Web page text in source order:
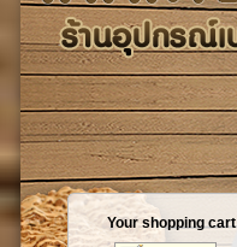
Your shopping cart